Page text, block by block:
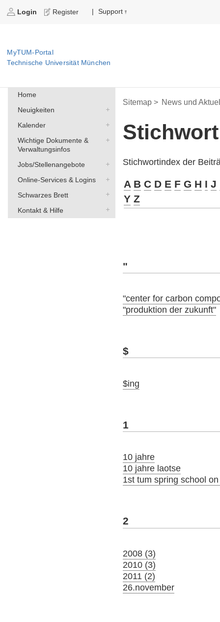
Login Register | Support
MyTUM-Portal
Technische Universität München
Home
Neuigkeiten
Kalender
Wichtige Dokumente &
Verwaltungsinfos
Jobs/Stellenangebote
Online-Services & Logins
Schwarzes Brett
Kontakt & Hilfe
Sitemap > News und
Stichwortindex der
A B C D E F G H I J
Y Z
"
"center for carbon
"produktion der zukunft"
$
$ing
1
10 jahre
10 jahre laotse
1st tum spring school
2
2008 (3)
2010 (3)
2011 (2)
26.november